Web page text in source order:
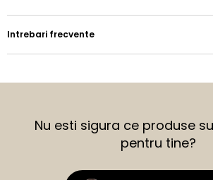
Intrebari frecvente
Nu esti sigura ce produse
pentru tine?